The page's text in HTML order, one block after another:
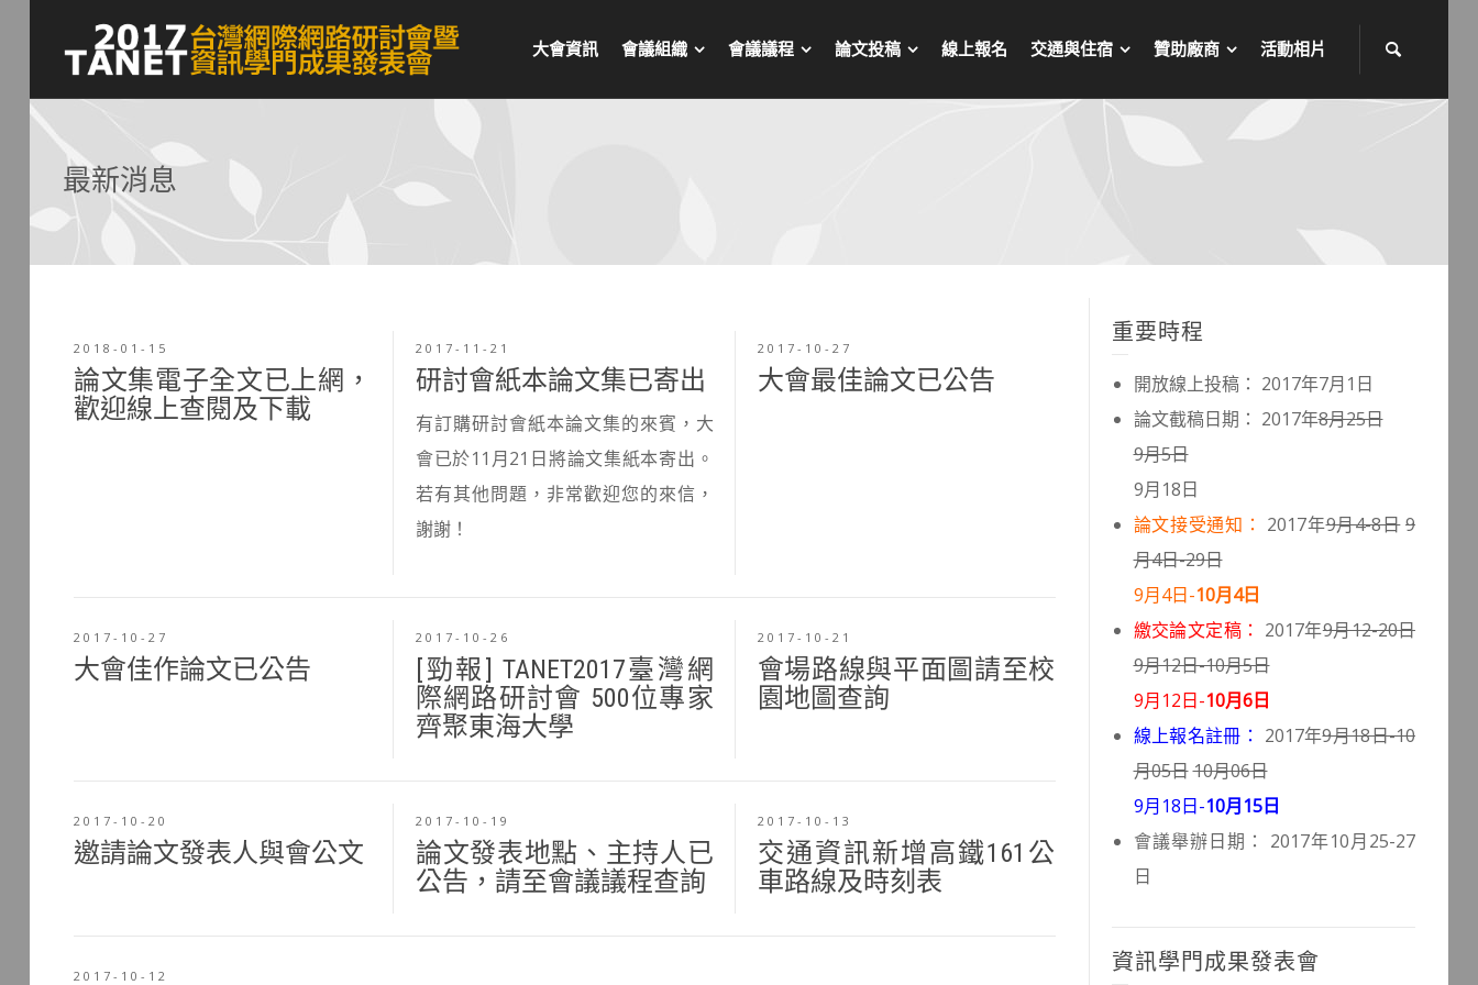
大會資訊 會議組織 會議議程 論文投稿 線上報名 交通與住宿 贊助廠商 活動相片
最新消息
2018-01-15
論文集電子全文已上網，
歡迎線上查閱及下載
2017-11-21
研討會紙本論文集已寄出
有訂購研討會紙本論文集的來賓，大
會已於11月21日將論文集紙本寄出。
若有其他問題，非常歡迎您的來信，
謝謝！
2017-10-27
大會最佳論文已公告
2017-10-27
大會佳作論文已公告
2017-10-26
[勁報] TANET2017臺灣網
際網路研討會 500位專家
齊聚東海大學
2017-10-21
會場路線與平面圖請至校
園地圖查詢
2017-10-20
邀請論文發表人與會公文
2017-10-19
論文發表地點、主持人已
公告，請至會議議程查詢
2017-10-13
交通資訊新增高鐵161公
車路線及時刻表
2017-10-12
重要時程
開放線上投稿： 2017年7月1日
論文截稿日期： 2017年8月25日
9月5日
9月18日
論文接受通知： 2017年9月4-8日 9
月4日-29日
9月4日-10月4日
繳交論文定稿： 2017年9月12-20日
9月12日-10月5日
9月12日-10月6日
線上報名註冊： 2017年9月18日-10
月05日10月06日
9月18日-10月15日
會議舉辦日期： 2017年10月25-27
日
資訊學門成果發表會